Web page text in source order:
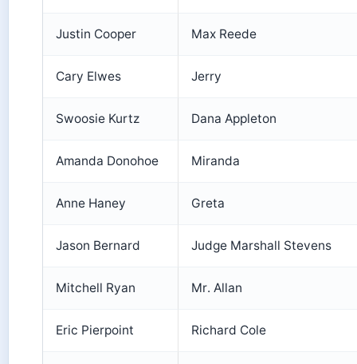
Justin Cooper Max Reede
Cary Elwes Jerry
Swoosie Kurtz Dana Appleton
Amanda Donohoe Miranda
Anne Haney Greta
Jason Bernard Judge Marshall Stevens
Mitchell Ryan Mr. Allan
Eric Pierpoint Richard Cole